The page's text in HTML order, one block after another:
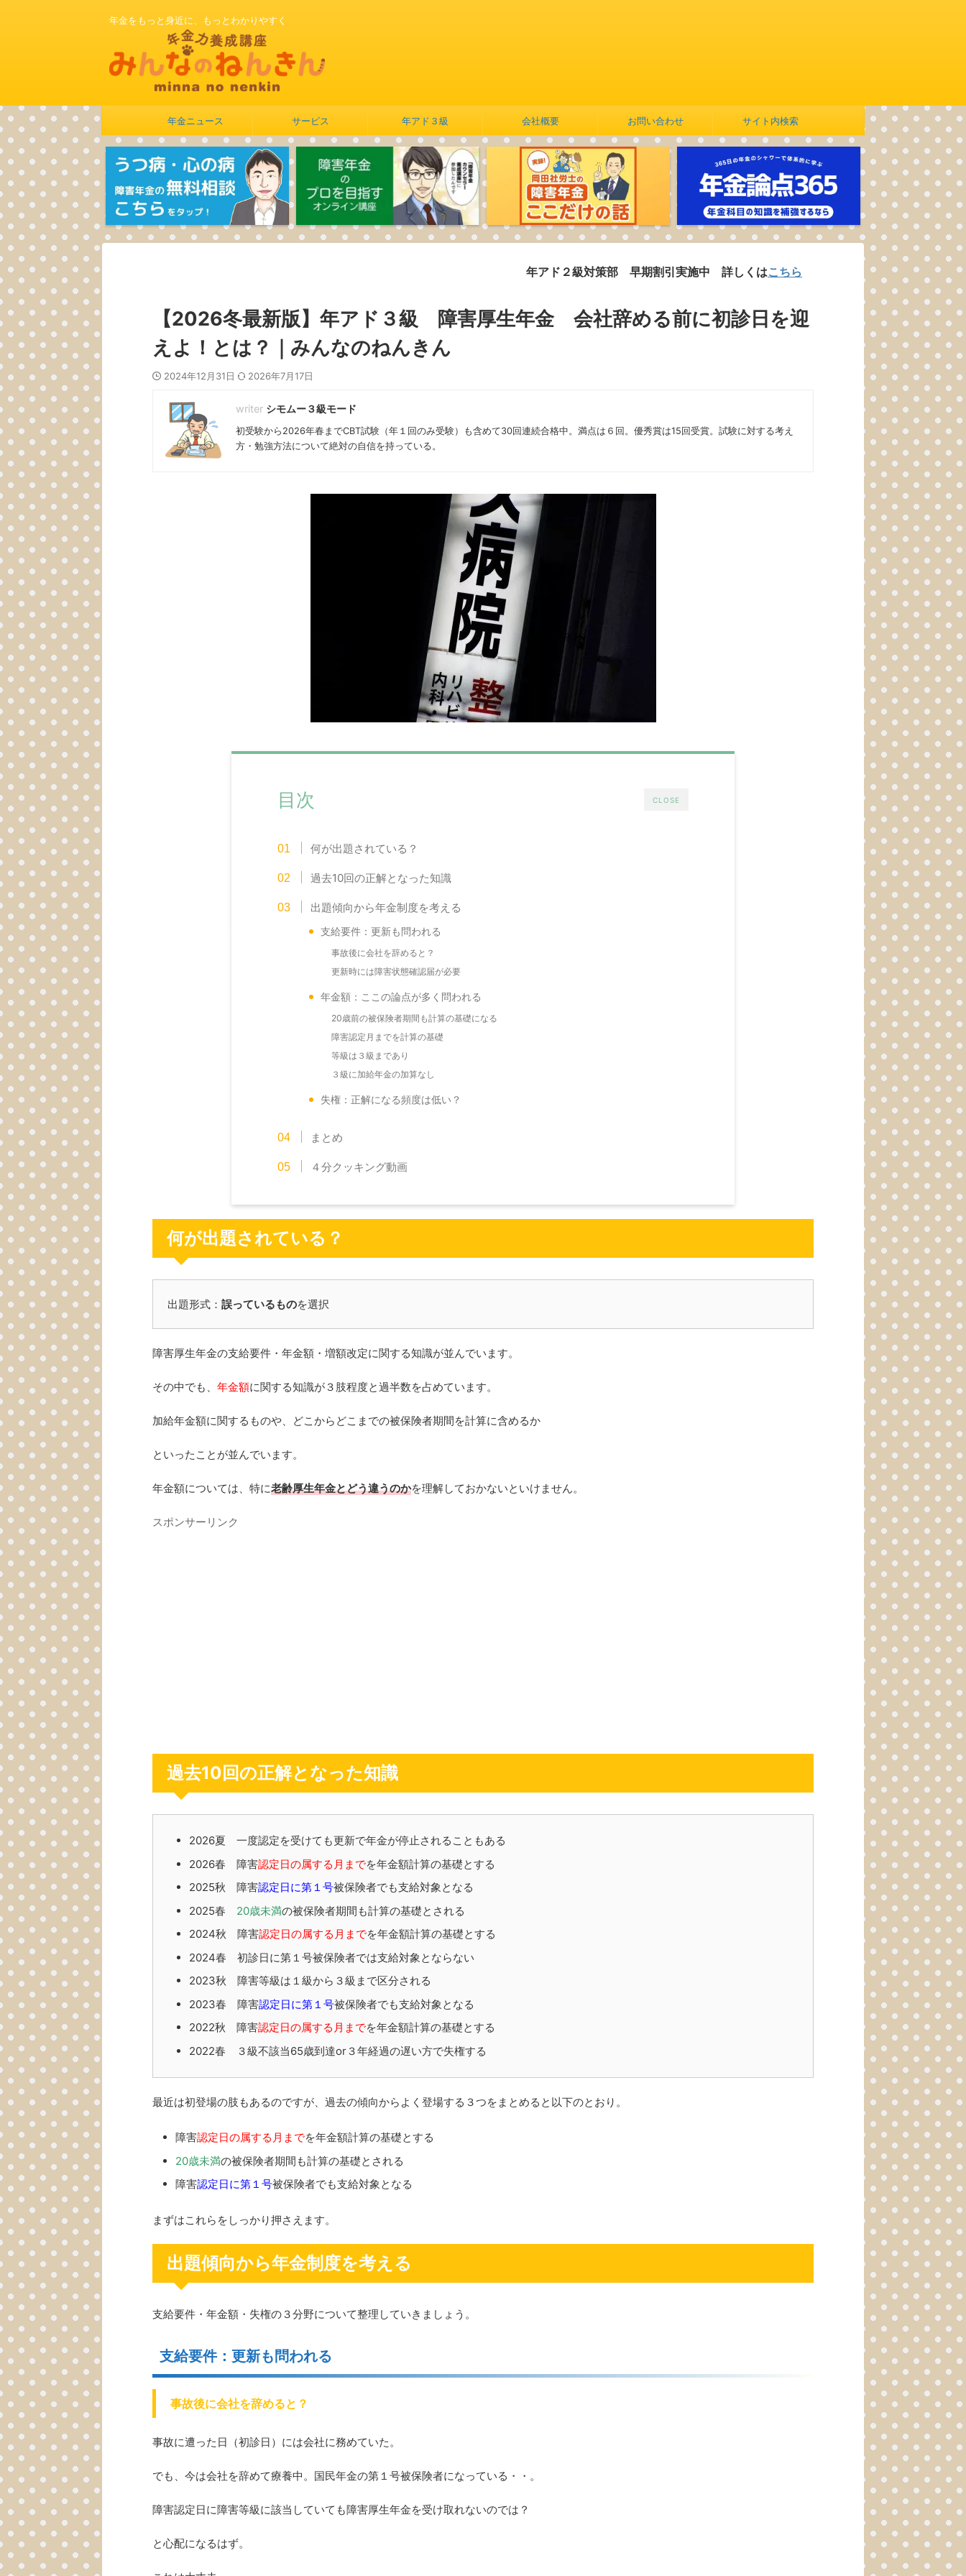
年金をもっと身近に、もっとわかりやすく
年金ニュース サービス 年アド３級 会社概要 お問い合わせ サイト内検索
年アド２級対策部 早期割引実施中 詳しくは こちら
【2026冬最新版】年アド３級 障害厚生年金 会社辞める前に初診日を迎
えよ！とは？｜みんなのねんきん
2024年12月31日 2026年7月17日
シモムー３級モード
初受験から2026年春までCBT試験（年１回のみ受験）も含めて30回連続合格中。満点は６回。優秀賞は15回受賞。試験に対する考え
方・勉強方法について絶対の自信を持っている。
CLOSE
目次
何が出題されている？
過去10回の正解となった知識
出題傾向から年金制度を考える
支給要件：更新も問われる
事故後に会社を辞めると？
更新時には障害状態確認届が必要
年金額：ここの論点が多く問われる
20歳前の被保険者期間も計算の基礎になる
障害認定月までを計算の基礎
等級は３級まであり
３級に加給年金の加算なし
失権：正解になる頻度は低い？
まとめ
４分クッキング動画
何が出題されている？
出題形式： 誤っているものを選択
障害厚生年金の支給要件・年金額・増額改定に関する知識が並んでいます。
その中でも、 年金額に関する知識が３肢程度と過半数を占めています。
加給年金額に関するものや、どこからどこまでの被保険者期間を計算に含めるか
といったことが並んでいます。
年金額については、特に老齢厚生年金とどう違うのかを理解しておかないといけません。
スポンサーリンク
過去10回の正解となった知識
2026夏 一度認定を受けても更新で年金が停止されることもある
2026春 障害認定日の属する月までを年金額計算の基礎とする
2025秋 障害認定日に第１号被保険者でも支給対象となる
2025春 20歳未満の被保険者期間も計算の基礎とされる
2024秋 障害認定日の属する月までを年金額計算の基礎とする
2024春 初診日に第１号被保険者では支給対象とならない
2023秋 障害等級は１級から３級まで区分される
2023春 障害認定日に第１号被保険者でも支給対象となる
2022秋 障害認定日の属する月までを年金額計算の基礎とする
2022春 ３級不該当65歳到達or３年経過の遅い方で失権する
最近は初登場の肢もあるのですが、過去の傾向からよく登場する３つをまとめると以下のとおり。
障害認定日の属する月までを年金額計算の基礎とする
20歳未満の被保険者期間も計算の基礎とされる
障害認定日に第１号被保険者でも支給対象となる
まずはこれらをしっかり押さえます。
出題傾向から年金制度を考える
支給要件・年金額・失権の３分野について整理していきましょう。
支給要件：更新も問われる
事故後に会社を辞めると？
事故に遭った日（初診日）には会社に務めていた。
でも、今は会社を辞めて療養中。国民年金の第１号被保険者になっている・・。
障害認定日に障害等級に該当していても障害厚生年金を受け取れないのでは？
と心配になるはず。